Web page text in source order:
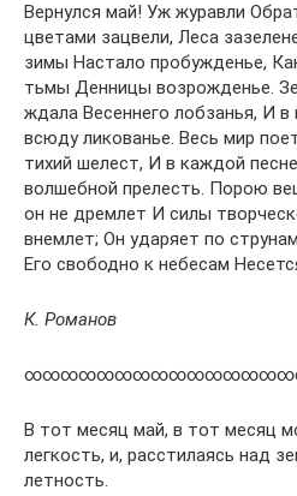
Вернулся май! Уж журавли
цветами зацвели, Леса
зимы Настало пробужденье,
тьмы Денницы возрожденье.
ждала Весеннего лобзанья, И
всюду ликованье. Весь мир
тихий шелест, И в каждой
волшебной прелесть. Порою
он не дремлет И силы
внемлет; Он ударяет по
Его свободно к небесам
К. Романов
В тот месяц май, в тот месяц
легкость, и, расстилаясь над
летность.